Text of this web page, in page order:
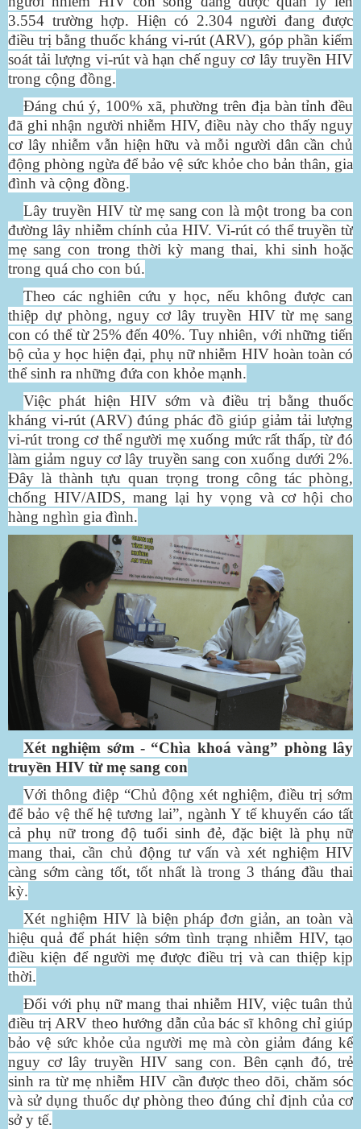
3.554 trường hợp. Hiện có 2.304 người đang được
điều trị bằng thuốc kháng vi-rút (ARV), góp phần kiểm
soát tải lượng vi-rút và hạn chế nguy cơ lây truyền HIV
trong cộng đồng.
Đáng chú ý, 100% xã, phường trên địa bàn tỉnh đều
đã ghi nhận người nhiễm HIV, điều này cho thấy nguy
cơ lây nhiễm vẫn hiện hữu và mỗi người dân cần chủ
động phòng ngừa để bảo vệ sức khỏe cho bản thân, gia
đình và cộng đồng.
Lây truyền HIV từ mẹ sang con là một trong ba con
đường lây nhiễm chính của HIV. Vi-rút có thể truyền từ
mẹ sang con trong thời kỳ mang thai, khi sinh hoặc
trong quá cho con bú.
Theo các nghiên cứu y học, nếu không được can
thiệp dự phòng, nguy cơ lây truyền HIV từ mẹ sang
con có thể từ 25% đến 40%. Tuy nhiên, với những tiến
bộ của y học hiện đại, phụ nữ nhiễm HIV hoàn toàn có
thể sinh ra những đứa con khỏe mạnh.
Việc phát hiện HIV sớm và điều trị bằng thuốc
kháng vi-rút (ARV) đúng phác đồ giúp giảm tải lượng
vi-rút trong cơ thể người mẹ xuống mức rất thấp, từ đó
làm giảm nguy cơ lây truyền sang con xuống dưới 2%.
Đây là thành tựu quan trọng trong công tác phòng,
chống HIV/AIDS, mang lại hy vọng và cơ hội cho
hàng nghìn gia đình.
Xét nghiệm sớm - “Chìa khoá vàng” phòng lây
truyền HIV từ mẹ sang con
Với thông điệp “Chủ động xét nghiệm, điều trị sớm
để bảo vệ thế hệ tương lai”, ngành Y tế khuyến cáo tất
cả phụ nữ trong độ tuổi sinh đẻ, đặc biệt là phụ nữ
mang thai, cần chủ động tư vấn và xét nghiệm HIV
càng sớm càng tốt, tốt nhất là trong 3 tháng đầu thai
kỳ.
Xét nghiệm HIV là biện pháp đơn giản, an toàn và
hiệu quả để phát hiện sớm tình trạng nhiễm HIV, tạo
điều kiện để người mẹ được điều trị và can thiệp kịp
thời.
Đối với phụ nữ mang thai nhiễm HIV, việc tuân thủ
điều trị ARV theo hướng dẫn của bác sĩ không chỉ giúp
bảo vệ sức khỏe của người mẹ mà còn giảm đáng kể
nguy cơ lây truyền HIV sang con. Bên cạnh đó, trẻ
sinh ra từ mẹ nhiễm HIV cần được theo dõi, chăm sóc
và sử dụng thuốc dự phòng theo đúng chỉ định của cơ
sở y tế.